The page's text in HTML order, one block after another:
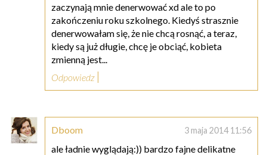
zaczynają mnie denerwować xd ale to po
zakończeniu roku szkolnego. Kiedyś strasznie
denerwowałam się, że nie chcą rosnąć, a teraz,
kiedy są już długie, chcę je obciąć, kobieta
zmienną jest...
Odpowiedz
Dboom 3 maja 2014 11:56
ale ładnie wyglądają:)) bardzo fajne delikatne